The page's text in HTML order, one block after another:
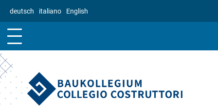
zum
deutsch italiano English